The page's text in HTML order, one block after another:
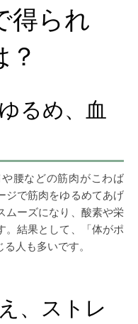
得られ
るめ、血
腰などの筋肉がこわば
ジで筋肉をゆるめてあげ
ムーズになり、酸素や栄
。結果として、「体がポ
人も多いです。
、ストレ